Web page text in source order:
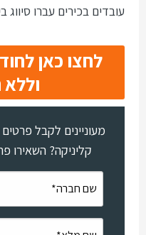
עובדים בכירים עברו סיווג
לחצו כאן
וללא
מעוניינים לקבל
קליניקה? השאירו